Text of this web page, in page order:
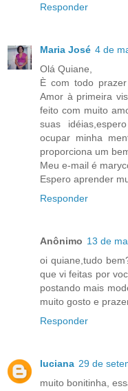
Responder
Maria José 4 de
Olá Quiane,
È com todo
Amor à primeira
feito com muito
suas
ocupar minha
proporciona um
Meu e-mail é
Espero aprender
Responder
Anônimo 13 de
oi quiane,tudo
que vi feitas por
postando mais
muito gosto e
Responder
luciana 29 de
muito bonitinha,